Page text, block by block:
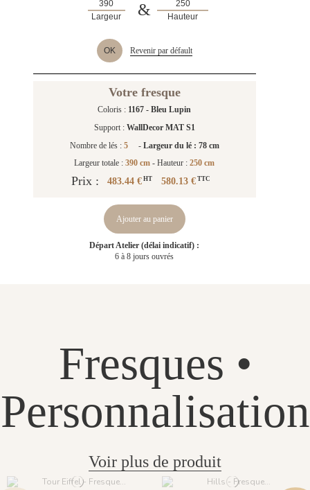
Largeur & Hauteur
OK Revenir par défault
Votre fresque
Coloris : 1167 - Bleu Lupin
Support : WallDecor MAT S1
Nombre de lés : 5 - Largeur du lé : 78 cm
Largeur totale :390 cm - Hauteur :250 cm
Prix : 483.44 € HT 580.13 €TTC
Ajouter au panier
Départ Atelier (délai indicatif) :
6 à 8 jours ouvrés
Fresques •
Personnalisation
Voir plus de produit